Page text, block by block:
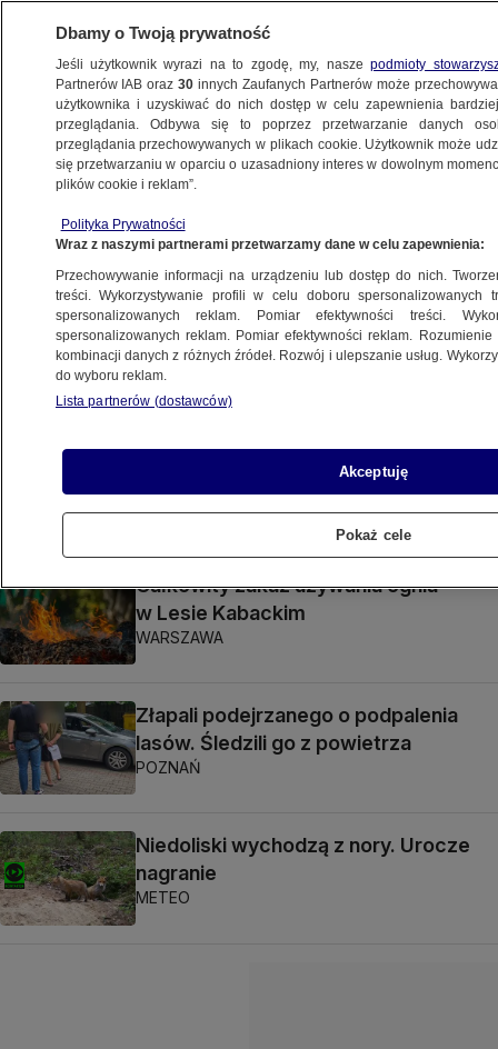
LASY
Płoniemy. Statystyki z Polski
szokują Europę
Bartosz Żurawicz
Płonie las i nieużytki rolne, zagrożone
domy
KIELCE
Zakaz wstępu do lasów
Całkowity zakaz używania ognia
w Lesie Kabackim
WARSZAWA
Złapali podejrzanego o podpalenia
lasów. Śledzili go z powietrza
POZNAŃ
Niedoliski wychodzą z nory. Urocze
nagranie
METEO
Dbamy o Twoją prywatność
Jeśli użytkownik wyrazi na to zgodę, my, naszepodmioty
Partnerów IAB oraz30 innych Zaufanych Partnerów może
użytkownika i uzyskiwać do nich dostęp w celu zapewnienia
przeglądania. Odbywa się to poprzez przetwarzanie danych
przeglądania przechowywanych w plikach cookie. Użytkownik może
się przetwarzaniu w oparciu o uzasadniony interes w dowolnym
plików cookie i reklam”.
Polityka Prywatności
Wraz z naszymi partnerami przetwarzamy dane w celu zapewnienia:
Przechowywanie informacji na urządzeniu lub dostęp do nich.
treści. Wykorzystywanie profili w celu doboru spersonalizowanych
spersonalizowanych reklam. Pomiar efektywności treści.
spersonalizowanych reklam. Pomiar efektywności reklam.
kombinacji danych z różnych źródeł. Rozwój i ulepszanie usług.
do wyboru reklam.
Lista partnerów (dostawców)
Akceptuję
Pokaż cele